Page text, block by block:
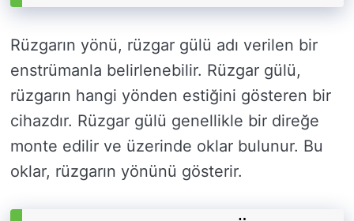
Rüzgarın yönü, rüzgar gülü adı verilen bir
enstrümanla belirlenebilir. Rüzgar gülü,
rüzgarın hangi yönden estiğini gösteren bir
cihazdır. Rüzgar gülü genellikle bir direğe
monte edilir ve üzerinde oklar bulunur. Bu
oklar, rüzgarın yönünü gösterir.